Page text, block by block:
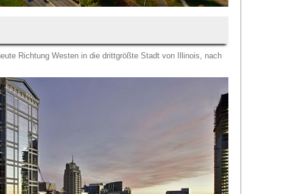
Richtung Westen in die drittgrößte Stadt von Illinois, nach